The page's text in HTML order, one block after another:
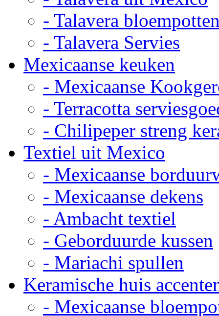
- Talavera
- Talavera Servies
Mexicaanse keuken
- Mexicaanse
- Terracotta
- Chilipeper streng
Textiel uit Mexico
- Mexicaanse
- Mexicaanse dekens
- Ambacht textiel
- Geborduurde kussen
- Mariachi spullen
Keramische huis
- Mexicaanse